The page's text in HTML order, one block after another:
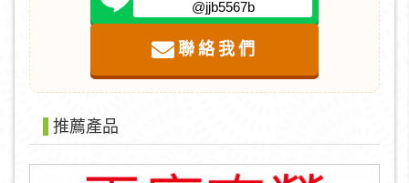
@jjb5567b
聯絡我們
推薦產品